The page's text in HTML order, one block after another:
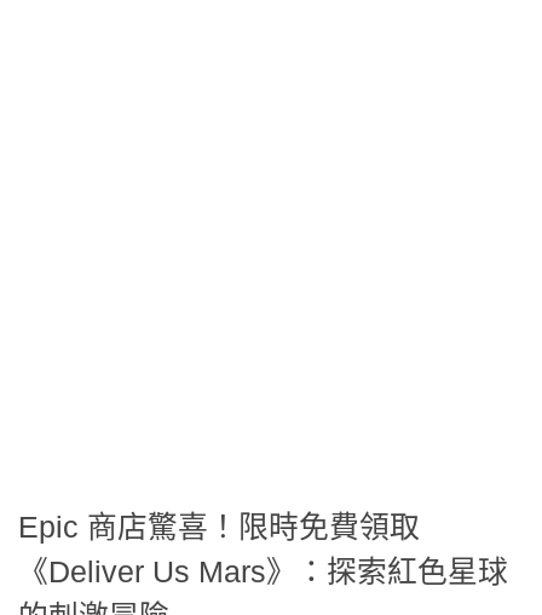
Epic 商店驚喜！限時免費領取
《Deliver Us Mars》：探索紅色星球